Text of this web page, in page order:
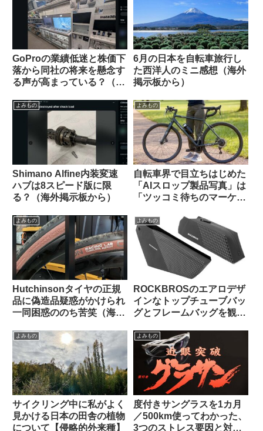
GoProの業績低迷と株価下
落から同社の将来を懸念す
る声が高まっている？（海
6月の日本を自転車旅行し
た西洋人のミニ感想（海外
掲示板から）
よみもの
Shimano Alfine内装変速
ハブは8スピード版に限
る？（海外掲示板から）
よみもの
自転車界で目立ちはじめた
「AIスロップ製品写真」は
「ツッコミ待ちのマーケテ
Van Rysel】
よみもの
Hutchinsonタイヤの正規
品に偽造品疑惑がかけられ
一同困惑ののち苦笑（海外
よみもの
ROCKBROSのエアロデザ
インなトップチューブバッ
グとフレームバッグを観察
よみもの
サイクリング中に私がよく
見かける日本の田舎の植物
について【侵略的外来種】
よみもの
度付きサングラスを1カ月
／500km使ってわかった、
3つのストレス要因と対策